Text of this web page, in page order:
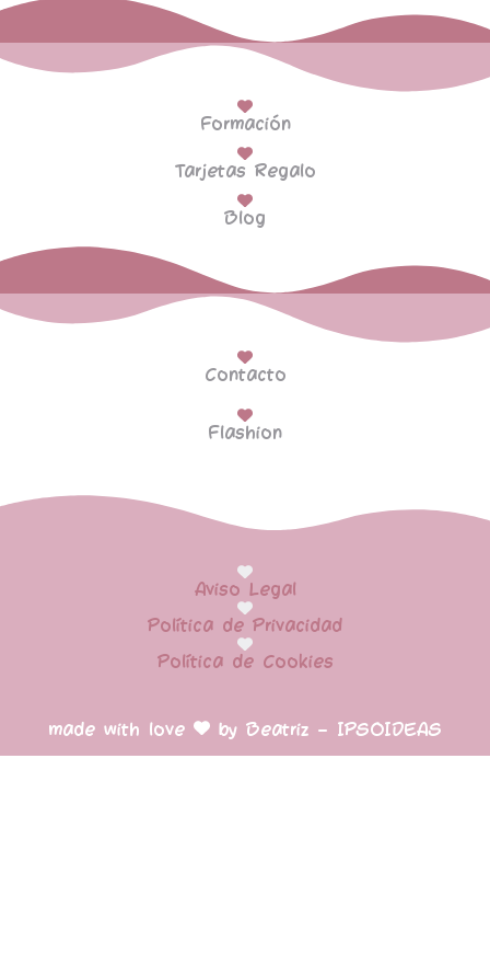
Formación
Tarjetas Regalo
Blog
Contacto
Flashion
made with love by Beatriz – IPSOIDEAS
Aviso Legal
Política de Privacidad
Política de Cookies